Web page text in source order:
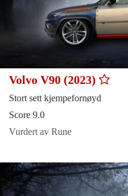
Volvo V90 (2023)
Stort sett kjempefornøyd
Score 9.0
Vurdert av Rune